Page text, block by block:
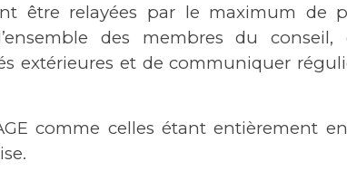
être relayées par le maximum de
des membres du conseil,
extérieures et de communiquer
comme celles étant entièrement